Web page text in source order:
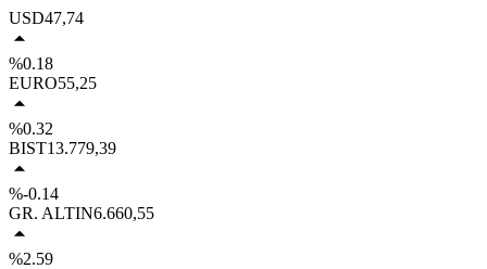
USD47,74
%0.18
EURO55,25
%0.32
BIST13.779,39
%-0.14
GR. ALTIN6.660,55
%2.59